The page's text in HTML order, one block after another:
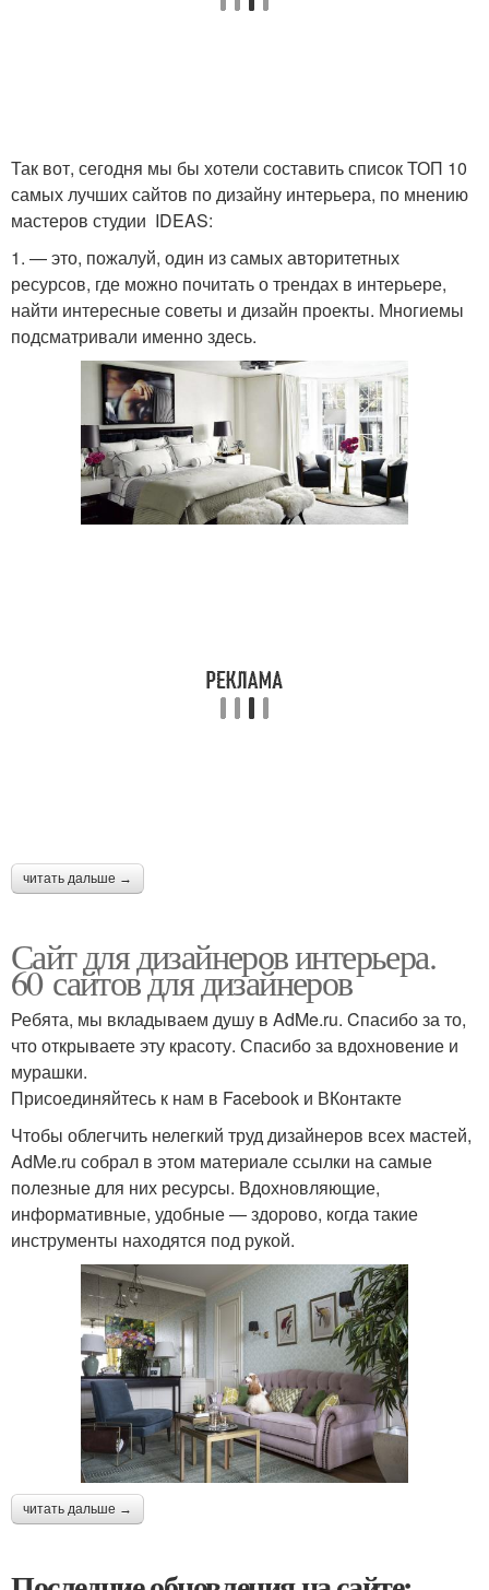
Так вот, сегодня мы бы хотели составить список ТОП 10
самых лучших сайтов по дизайну интерьера, по мнению
мастеров студии IDEAS:
1. — это, пожалуй, один из самых авторитетных
ресурсов, где можно почитать о трендах в интерьере,
найти интересные советы и дизайн проекты. Многиемы
подсматривали именно здесь.
читать дальше →
Сайт для дизайнеров интерьера.
60 сайтов для дизайнеров
Ребята, мы вкладываем душу в AdMe.ru. Cпасибо за то,
что открываете эту красоту. Спасибо за вдохновение и
мурашки.
Присоединяйтесь к нам в Facebook и ВКонтакте
Чтобы облегчить нелегкий труд дизайнеров всех мастей,
AdMe.ru собрал в этом материале ссылки на самые
полезные для них ресурсы. Вдохновляющие,
информативные, удобные — здорово, когда такие
инструменты находятся под рукой.
читать дальше →